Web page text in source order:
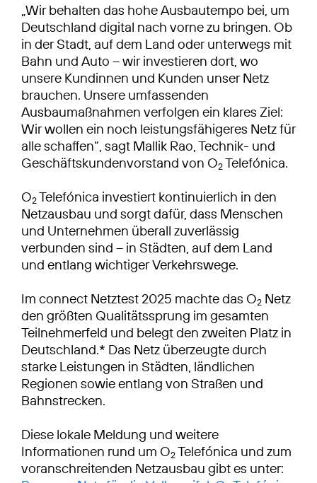
„Wir behalten das hohe Ausbautempo bei, um
Deutschland digital nach vorne zu bringen. Ob
in der Stadt, auf dem Land oder unterwegs mit
Bahn und Auto – wir investieren dort, wo
unsere Kundinnen und Kunden unser Netz
brauchen. Unsere umfassenden
Ausbaumaßnahmen verfolgen ein klares Ziel:
Wir wollen ein noch leistungsfähigeres Netz für
alle schaffen“, sagt Mallik Rao, Technik- und
Geschäftskundenvorstand von O2Telefónica.
O2Telefónica investiert kontinuierlich in den
Netzausbau und sorgt dafür, dass Menschen
und Unternehmen überall zuverlässig
verbunden sind – in Städten, auf dem Land
und entlang wichtiger Verkehrswege.
Im connect Netztest 2025 machte das O2 Netz
den größten Qualitätssprung im gesamten
Teilnehmerfeld und belegt den zweiten Platz in
Deutschland.* Das Netz überzeugte durch
starke Leistungen in Städten, ländlichen
Regionen sowie entlang von Straßen und
Bahnstrecken.
Diese lokale Meldung und weitere
Informationen rund um O2Telefónica und zum
voranschreitenden Netzausbau gibt es unter: